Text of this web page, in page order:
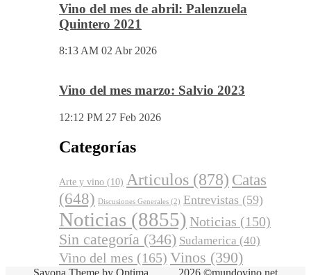
Vino del mes de abril: Palenzuela
Quintero 2021
8:13 AM 02 Abr 2026
Vino del mes marzo: Salvio 2023
12:12 PM 27 Feb 2026
Categorías
Arte y vino (10) Articulos (878) Catas
(648) Discusiones Generales (2) Entrevistas (59)
Noticias (8855) Noticias (150)
Sin categoría (346) Sudamerica (40)
Vino del mes (165) Vinos (390)
2026 ©mundovino.net
Savona Theme by Optima